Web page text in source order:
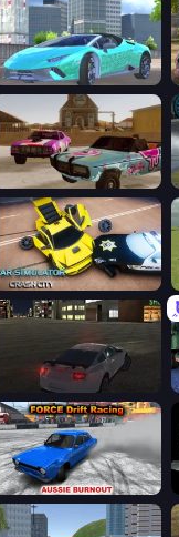
Real City Driver
Village Car Stunts
Car Simulator: Crash City
Force Drift Racing: Aussie Burnout